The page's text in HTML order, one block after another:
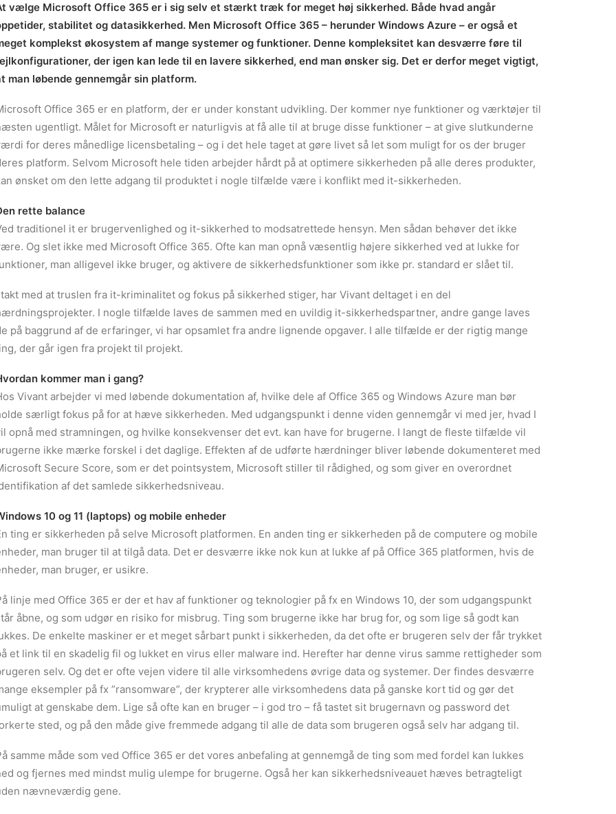
vælge Microsoft Office 365 er i sig selv et stærkt træk for meget høj sikkerhed. Både hvad angår
stabilitet og datasikkerhed. Men Microsoft Office 365 – herunder Windows Azure – er også et
komplekst økosystem af mange systemer og funktioner. Denne kompleksitet kan desværre føre til
der igen kan lede til en lavere sikkerhed, end man ønsker sig. Det er derfor meget vigtigt,
man løbende gennemgår sin platform.
Office 365 er en platform, der er under konstant udvikling. Der kommer nye funktioner og værktøjer til
ugentligt. Målet for Microsoft er naturligvis at få alle til at bruge disse funktioner – at give slutkunderne
for deres månedlige licensbetaling – og i det hele taget at gøre livet så let som muligt for os der bruger
platform. Selvom Microsoft hele tiden arbejder hårdt på at optimere sikkerheden på alle deres produkter,
ønsket om den lette adgang til produktet i nogle tilfælde være i konflikt med it-sikkerheden.
rette balance
traditionel it er brugervenlighed og it-sikkerhed to modsatrettede hensyn. Men sådan behøver det ikke
Og slet ikke med Microsoft Office 365. Ofte kan man opnå væsentlig højere sikkerhed ved at lukke for
man alligevel ikke bruger, og aktivere de sikkerhedsfunktioner som ikke pr. standard er slået til.
med at truslen fra it-kriminalitet og fokus på sikkerhed stiger, har Vivant deltaget i en del
I nogle tilfælde laves de sammen med en uvildig it-sikkerhedspartner, andre gange laves
på baggrund af de erfaringer, vi har opsamlet fra andre lignende opgaver. I alle tilfælde er der rigtig mange
der går igen fra projekt til projekt.
kommer man i gang?
Vivant arbejder vi med løbende dokumentation af, hvilke dele af Office 365 og Windows Azure man bør
særligt fokus på for at hæve sikkerheden. Med udgangspunkt i denne viden gennemgår vi med jer, hvad I
opnå med stramningen, og hvilke konsekvenser det evt. kan have for brugerne. I langt de fleste tilfælde vil
ikke mærke forskel i det daglige. Effekten af de udførte hærdninger bliver løbende dokumenteret med
Secure Score, som er det pointsystem, Microsoft stiller til rådighed, og som giver en overordnet
af det samlede sikkerhedsniveau.
10 og 11 (laptops) og mobile enheder
ting er sikkerheden på selve Microsoft platformen. En anden ting er sikkerheden på de computere og mobile
man bruger til at tilgå data. Det er desværre ikke nok kun at lukke af på Office 365 platformen, hvis de
man bruger, er usikre.
linje med Office 365 er der et hav af funktioner og teknologier på fx en Windows 10, der som udgangspunkt
åbne, og som udgør en risiko for misbrug. Ting som brugerne ikke har brug for, og som lige så godt kan
De enkelte maskiner er et meget sårbart punkt i sikkerheden, da det ofte er brugeren selv der får trykket
et link til en skadelig fil og lukket en virus eller malware ind. Herefter har denne virus samme rettigheder som
selv. Og det er ofte vejen videre til alle virksomhedens øvrige data og systemer. Der findes desværre
eksempler på fx ”ransomware”, der krypterer alle virksomhedens data på ganske kort tid og gør det
at genskabe dem. Lige så ofte kan en bruger – i god tro – få tastet sit brugernavn og password det
sted, og på den måde give fremmede adgang til alle de data som brugeren også selv har adgang til.
samme måde som ved Office 365 er det vores anbefaling at gennemgå de ting som med fordel kan lukkes
og fjernes med mindst mulig ulempe for brugerne. Også her kan sikkerhedsniveauet hæves betragteligt
nævneværdig gene.